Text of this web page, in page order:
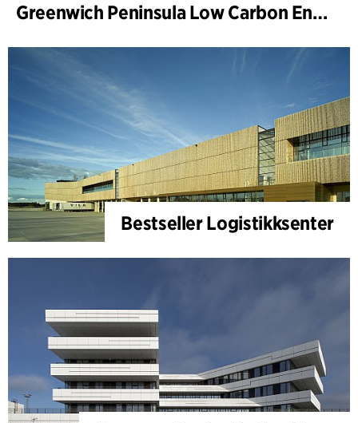
Greenwich Peninsula Low Carbon Energy Centre
Bestseller Logistikksenter